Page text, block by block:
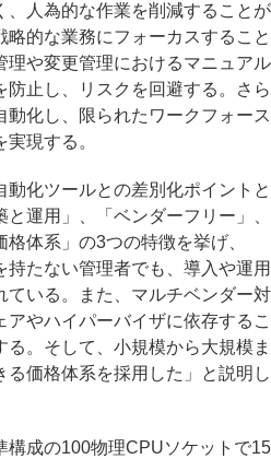
、人為的な作業を削減することが
的な業務にフォーカスすること
理や変更管理におけるマニュアル
止し、リスクを回避する。さら
動化し、限られたワークフォース
現する。
化ツールとの差別化ポイントと
運用」、「ベンダーフリー」、
格体系」の3つの特徴を挙げ、
持たない管理者でも、導入や運用
ている。また、マルチベンダー対
やハイパーバイザに依存するこ
。そして、小規模から大規模ま
る価格体系を採用した」と説明し
成の100物理CPUソケットで15